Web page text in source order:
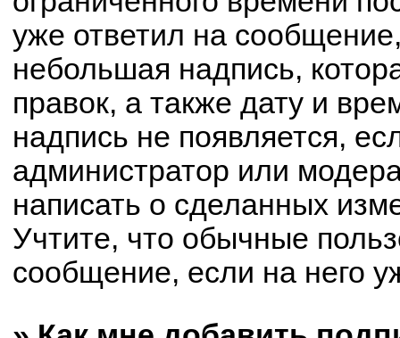
уже ответил на
небольшая надпись,
правок, а также дату и
надпись не появляется,
администратор или
написать о сделанных
Учтите, что обычные
сообщение, если на него